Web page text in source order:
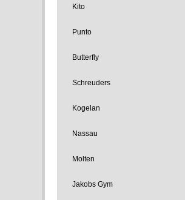
Kito
Punto
Butterfly
Schreuders
Kogelan
Nassau
Molten
Jakobs Gym